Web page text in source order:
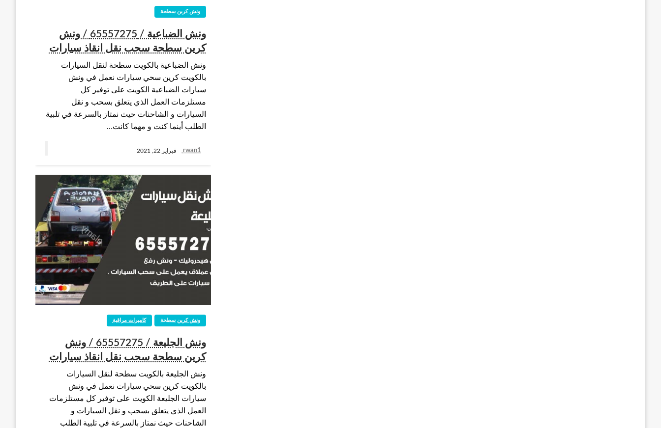
ونش كرين سطحة
ونش الضباعية / 65557275 / ونش
كرين سطحة سحب نقل انقاذ سيارات
ونش الضباعية بالكويت سطحة لنقل السيارات
بالكويت كرين سحي سيارات نعمل في ونش
سيارات الضباعية الكويت على توفير كل
مستلزمات العمل الذي يتعلق بسحب و نقل
السيارات و الشاحنات حيث نمتاز بالسرعة في تلبية
الطلب أينما كنت و مهما كانت…
rwan1 فبراير 22, 2021
كاميرات مراقبة ونش كرين سطحة
ونش الجليعة / 65557275 / ونش
كرين سطحة سحب نقل انقاذ سيارات
ونش الجليعة بالكويت سطحة لنقل السيارات
بالكويت كرين سحي سيارات نعمل في ونش
سيارات الجليعة الكويت على توفير كل مستلزمات
العمل الذي يتعلق بسحب و نقل السيارات و
الشاحنات حيث نمتاز بالسرعة في تلبية الطلب